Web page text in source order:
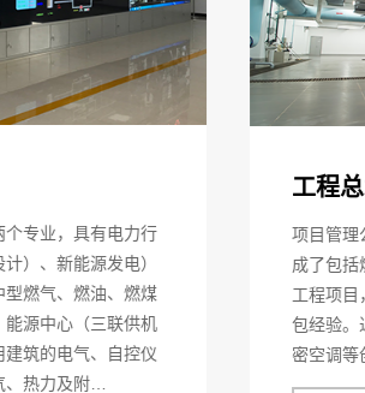
项目管理公司专业从事燃气、热力EPC
成了包括燃气场站、外线、热泵、锅炉
工程项目，具有丰富的燃气、热力工程
包经验。近年来，项目管理公司还涉足
密空调等创新项目。